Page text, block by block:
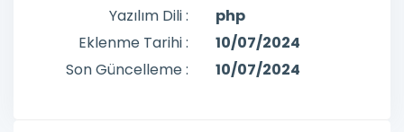
Yazılım Dili :
php
Eklenme Tarihi :
10/07/2024
Son Güncelleme :
10/07/2024